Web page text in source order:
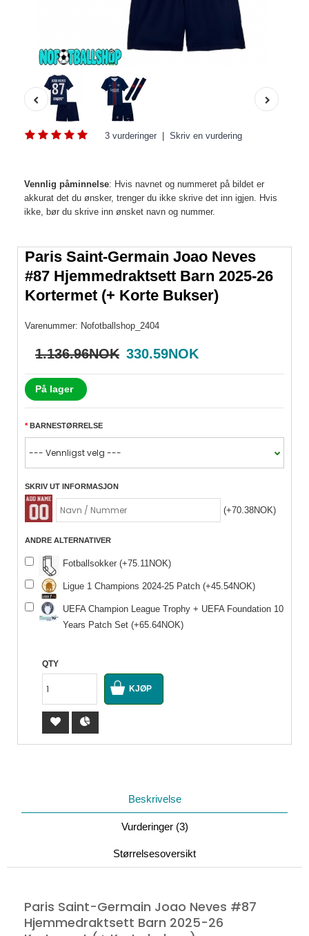
3 vurderinger Skriv en vurdering
Vennlig påminnelse: Hvis navnet og nummeret på bildet er
akkurat det du ønsker, trenger du ikke skrive det inn igjen. Hvis
ikke, bør du skrive inn ønsket navn og nummer.
Paris Saint-Germain Joao Neves
#87 Hjemmedraktsett Barn 2025-26
Kortermet (+ Korte Bukser)
Varenummer: Nofotballshop_2404
1.136.96NOK 330.59NOK
På lager
BARNESTØRRELSE
SKRIV UT INFORMASJON
(+70.38NOK)
ANDRE ALTERNATIVER
Fotballsokker (+75.11NOK)
Ligue 1 Champions 2024-25 Patch (+45.54NOK)
UEFA Champion League Trophy + UEFA Foundation 10
Years Patch Set (+65.64NOK)
QTY
Beskrivelse
Vurderinger (3)
Størrelsesoversikt
Paris Saint-Germain Joao Neves #87
Hjemmedraktsett Barn 2025-26